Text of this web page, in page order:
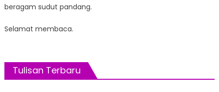
beragam sudut pandang.
Selamat membaca.
Tulisan Terbaru